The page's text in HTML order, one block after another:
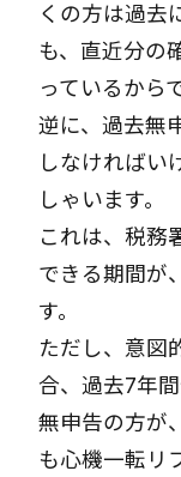
くの方は過去
も、直近分の
っているから
逆に、過去無
しなければい
しゃいます。
これは、税務
できる期間が
す。
ただし、意図
合、過去7年間
無申告の方が
も心機一転リ